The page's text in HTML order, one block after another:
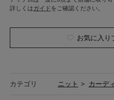
詳しくはガイド をご確認ください。
お気に入り
カテゴリ ニット > カーデ